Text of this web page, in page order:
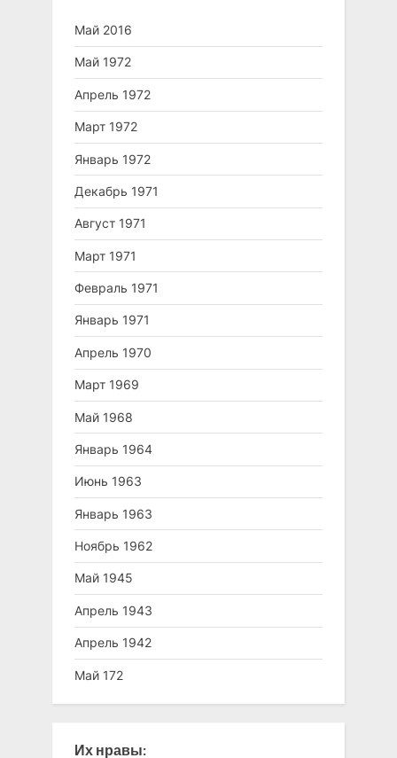
Май 2016
Май 1972
Апрель 1972
Март 1972
Январь 1972
Декабрь 1971
Август 1971
Март 1971
Февраль 1971
Январь 1971
Апрель 1970
Март 1969
Май 1968
Январь 1964
Июнь 1963
Январь 1963
Ноябрь 1962
Май 1945
Апрель 1943
Апрель 1942
Май 172
Их нравы: